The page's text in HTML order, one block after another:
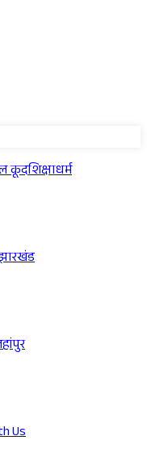
कूदशिक्षाधर्म
Us